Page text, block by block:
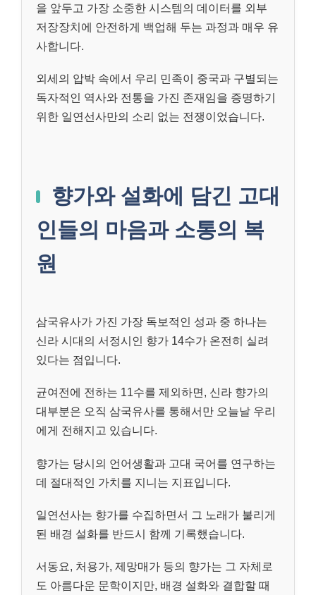
을 앞두고 가장 소중한 시스템의 데이터를 외부
저장장치에 안전하게 백업해 두는 과정과 매우 유
사합니다.
외세의 압박 속에서 우리 민족이 중국과 구별되는
독자적인 역사와 전통을 가진 존재임을 증명하기
위한 일연선사만의 소리 없는 전쟁이었습니다.
향가와 설화에 담긴 고대
인들의 마음과 소통의 복
원
삼국유사가 가진 가장 독보적인 성과 중 하나는
신라 시대의 서정시인 향가 14수가 온전히 실려
있다는 점입니다.
균여전에 전하는 11수를 제외하면, 신라 향가의
대부분은 오직 삼국유사를 통해서만 오늘날 우리
에게 전해지고 있습니다.
향가는 당시의 언어생활과 고대 국어를 연구하는
데 절대적인 가치를 지니는 지표입니다.
일연선사는 향가를 수집하면서 그 노래가 불리게
된 배경 설화를 반드시 함께 기록했습니다.
서동요, 처용가, 제망매가 등의 향가는 그 자체로
도 아름다운 문학이지만, 배경 설화와 결합할 때